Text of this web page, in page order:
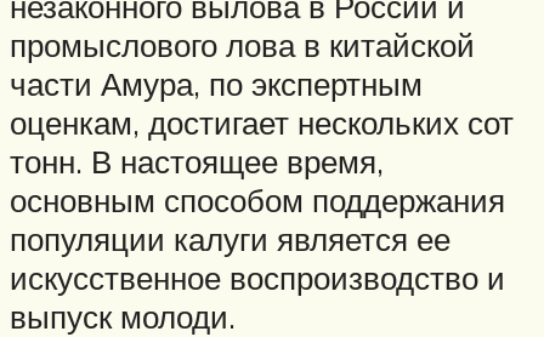
промыслового лова в китайской
части Амура, по экспертным
оценкам, достигает нескольких сот
тонн. В настоящее время,
основным способом поддержания
популяции калуги является ее
искусственное воспроизводство и
выпуск молоди.